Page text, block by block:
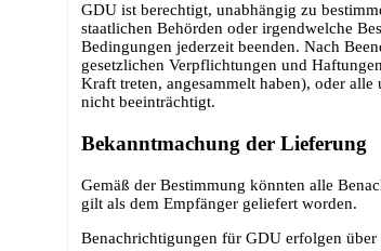
GDU ist berechtigt, unabhängig zu
staatlichen Behörden oder irgendwelche
Bedingungen jederzeit beenden. Nach
gesetzlichen Verpflichtungen und
Kraft treten, angesammelt haben), oder
nicht beeinträchtigt.
Bekanntmachung der Lieferung
Gemäß der Bestimmung könnten alle
gilt als dem Empfänger geliefert worden.
Benachrichtigungen für GDU erfolgen